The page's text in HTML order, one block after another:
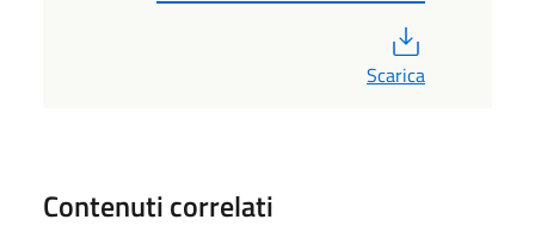
Scarica
Contenuti correlati